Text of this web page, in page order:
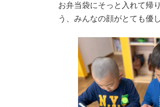
お弁当袋にそっと入れて帰
う、みんなの顔がとても優